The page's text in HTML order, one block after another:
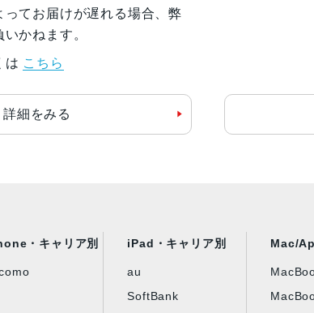
2020年3月25日
てお届けが遅れる場合、弊
かねます。
は こちら
詳細をみる
・キャリア別 iPad・キャリア別
au
SoftBank
Mac/